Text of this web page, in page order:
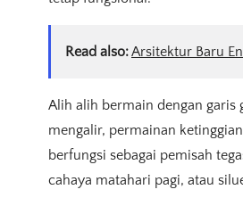
Read also:Arsitektur Baru
Alih alih bermain dengan garis
mengalir, permainan
berfungsi sebagai pemisah
cahaya matahari pagi, atau